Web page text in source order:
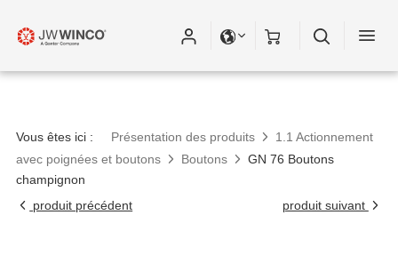
Vous êtes ici : Présentation des produits
1.1 Actionnement
avec poignées et boutons
Boutons
GN 76 Boutons
champignon
produit précédent
produit suivant